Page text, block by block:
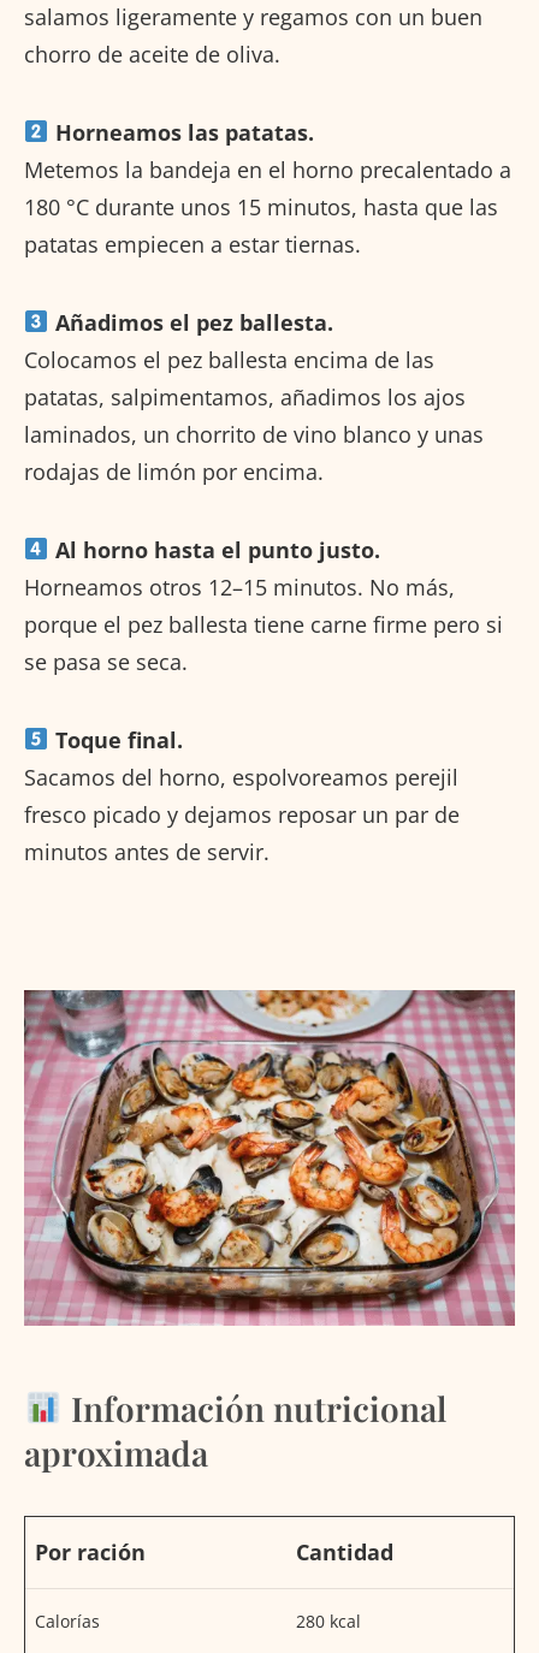
salamos ligeramente y regamos con un buen
chorro de aceite de oliva.
Horneamos las patatas.
Metemos la bandeja en el horno precalentado a
180 °C durante unos 15 minutos, hasta que las
patatas empiecen a estar tiernas.
Añadimos el pez ballesta.
Colocamos el pez ballesta encima de las
patatas, salpimentamos, añadimos los ajos
laminados, un chorrito de vino blanco y unas
rodajas de limón por encima.
Al horno hasta el punto justo.
Horneamos otros 12–15 minutos. No más,
porque el pez ballesta tiene carne firme pero si
se pasa se seca.
Toque final.
Sacamos del horno, espolvoreamos perejil
fresco picado y dejamos reposar un par de
minutos antes de servir.
Información nutricional
aproximada
Por ración Cantidad
Calorías 280 kcal